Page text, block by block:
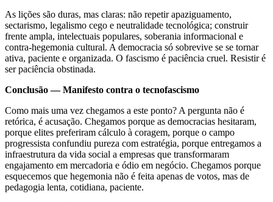
As lições são duras, mas claras: não repetir apaziguamento,
sectarismo, legalismo cego e neutralidade tecnológica; construir
frente ampla, intelectuais populares, soberania informacional e
contra-hegemonia cultural. A democracia só sobrevive se se tornar
ativa, paciente e organizada. O fascismo é paciência cruel. Resistir é
ser paciência obstinada.
Conclusão — Manifesto contra o tecnofascismo
Como mais uma vez chegamos a este ponto? A pergunta não é
retórica, é acusação. Chegamos porque as democracias hesitaram,
porque elites preferiram cálculo à coragem, porque o campo
progressista confundiu pureza com estratégia, porque entregamos a
infraestrutura da vida social a empresas que transformaram
engajamento em mercadoria e ódio em negócio. Chegamos porque
esquecemos que hegemonia não é feita apenas de votos, mas de
pedagogia lenta, cotidiana, paciente.